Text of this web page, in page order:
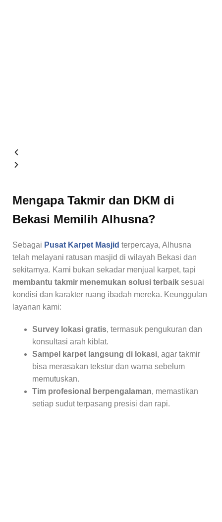
Mengapa Takmir dan DKM di
Bekasi Memilih Alhusna?
Sebagai Pusat Karpet Masjid terpercaya, Alhusna
telah melayani ratusan masjid di wilayah Bekasi dan
sekitarnya. Kami bukan sekadar menjual karpet, tapi
membantu takmir menemukan solusi terbaik sesuai
kondisi dan karakter ruang ibadah mereka. Keunggulan
layanan kami:
Survey lokasi gratis, termasuk pengukuran dan
konsultasi arah kiblat.
Sampel karpet langsung di lokasi, agar takmir
bisa merasakan tekstur dan warna sebelum
memutuskan.
Tim profesional berpengalaman, memastikan
setiap sudut terpasang presisi dan rapi.